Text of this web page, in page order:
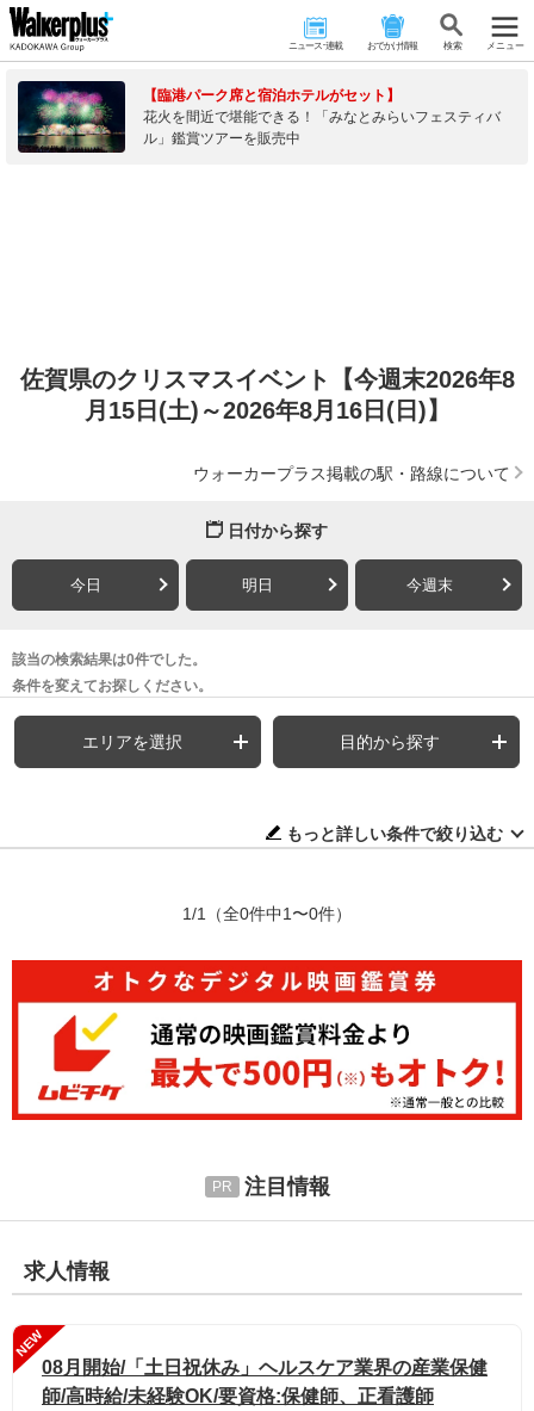
ニュース･連載 おでかけ情報 検 索 メニュー
【臨港パーク席と宿泊ホテルがセット】
花火を間近で堪能できる！「みなとみらいフェスティバ
ル」鑑賞ツアーを販売中
佐賀県のクリスマスイベント【今週末2026年8
月15日(土)～2026年8月16日(日)】
ウォーカープラス掲載の駅・路線について
日付から探す
今日 明日 今週末
該当の検索結果は0件でした。
条件を変えてお探しください。
エリアを選択 目的から探す
もっと詳しい条件で絞り込む
1/1 （全0件中1〜0件）
注目情報
求人情報
NEW
08月開始/「土日祝休み」ヘルスケア業界の産業保健
師/高時給/未経験OK/要資格:保健師、正看護師